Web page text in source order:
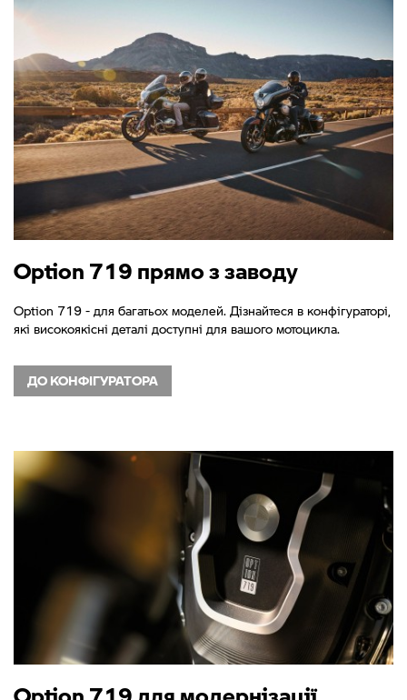
Option 719 прямо з заводу
Option 719 - для багатьох моделей. Дізнайтеся в конфігураторі,
які високоякісні деталі доступні для вашого мотоцикла.
ДО КОНФІГУРАТОРА